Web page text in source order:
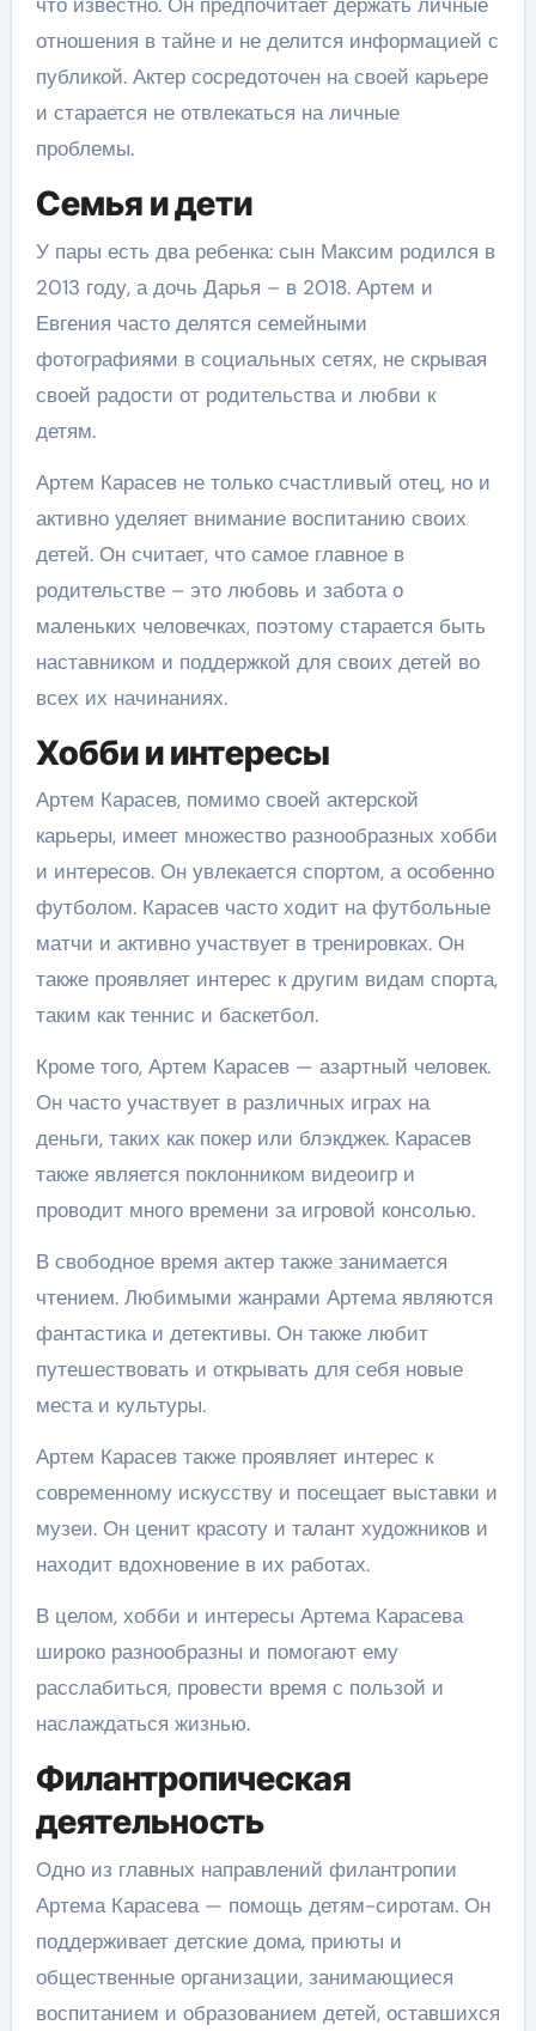
отношения в тайне и не делится информацией с
публикой. Актер сосредоточен на своей карьере
и старается не отвлекаться на личные
проблемы.
Семья и дети
У пары есть два ребенка: сын Максим родился в
2013 году, а дочь Дарья – в 2018. Артем и
Евгения часто делятся семейными
фотографиями в социальных сетях, не скрывая
своей радости от родительства и любви к
детям.
Артем Карасев не только счастливый отец, но и
активно уделяет внимание воспитанию своих
детей. Он считает, что самое главное в
родительстве – это любовь и забота о
маленьких человечках, поэтому старается быть
наставником и поддержкой для своих детей во
всех их начинаниях.
Хобби и интересы
Артем Карасев, помимо своей актерской
карьеры, имеет множество разнообразных хобби
и интересов. Он увлекается спортом, а особенно
футболом. Карасев часто ходит на футбольные
матчи и активно участвует в тренировках. Он
также проявляет интерес к другим видам спорта,
таким как теннис и баскетбол.
Кроме того, Артем Карасев — азартный человек.
Он часто участвует в различных играх на
деньги, таких как покер или блэкджек. Карасев
также является поклонником видеоигр и
проводит много времени за игровой консолью.
В свободное время актер также занимается
чтением. Любимыми жанрами Артема являются
фантастика и детективы. Он также любит
путешествовать и открывать для себя новые
места и культуры.
Артем Карасев также проявляет интерес к
современному искусству и посещает выставки и
музеи. Он ценит красоту и талант художников и
находит вдохновение в их работах.
В целом, хобби и интересы Артема Карасева
широко разнообразны и помогают ему
расслабиться, провести время с пользой и
наслаждаться жизнью.
Филантропическая
деятельность
Одно из главных направлений филантропии
Артема Карасева — помощь детям-сиротам. Он
поддерживает детские дома, приюты и
общественные организации, занимающиеся
воспитанием и образованием детей, оставшихся